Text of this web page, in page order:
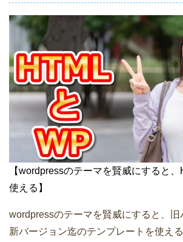
【wordpressのテーマを賢威にすると
使える】
wordpressのテーマを賢威にすると、
新バージョン迄のテンプレートを使え